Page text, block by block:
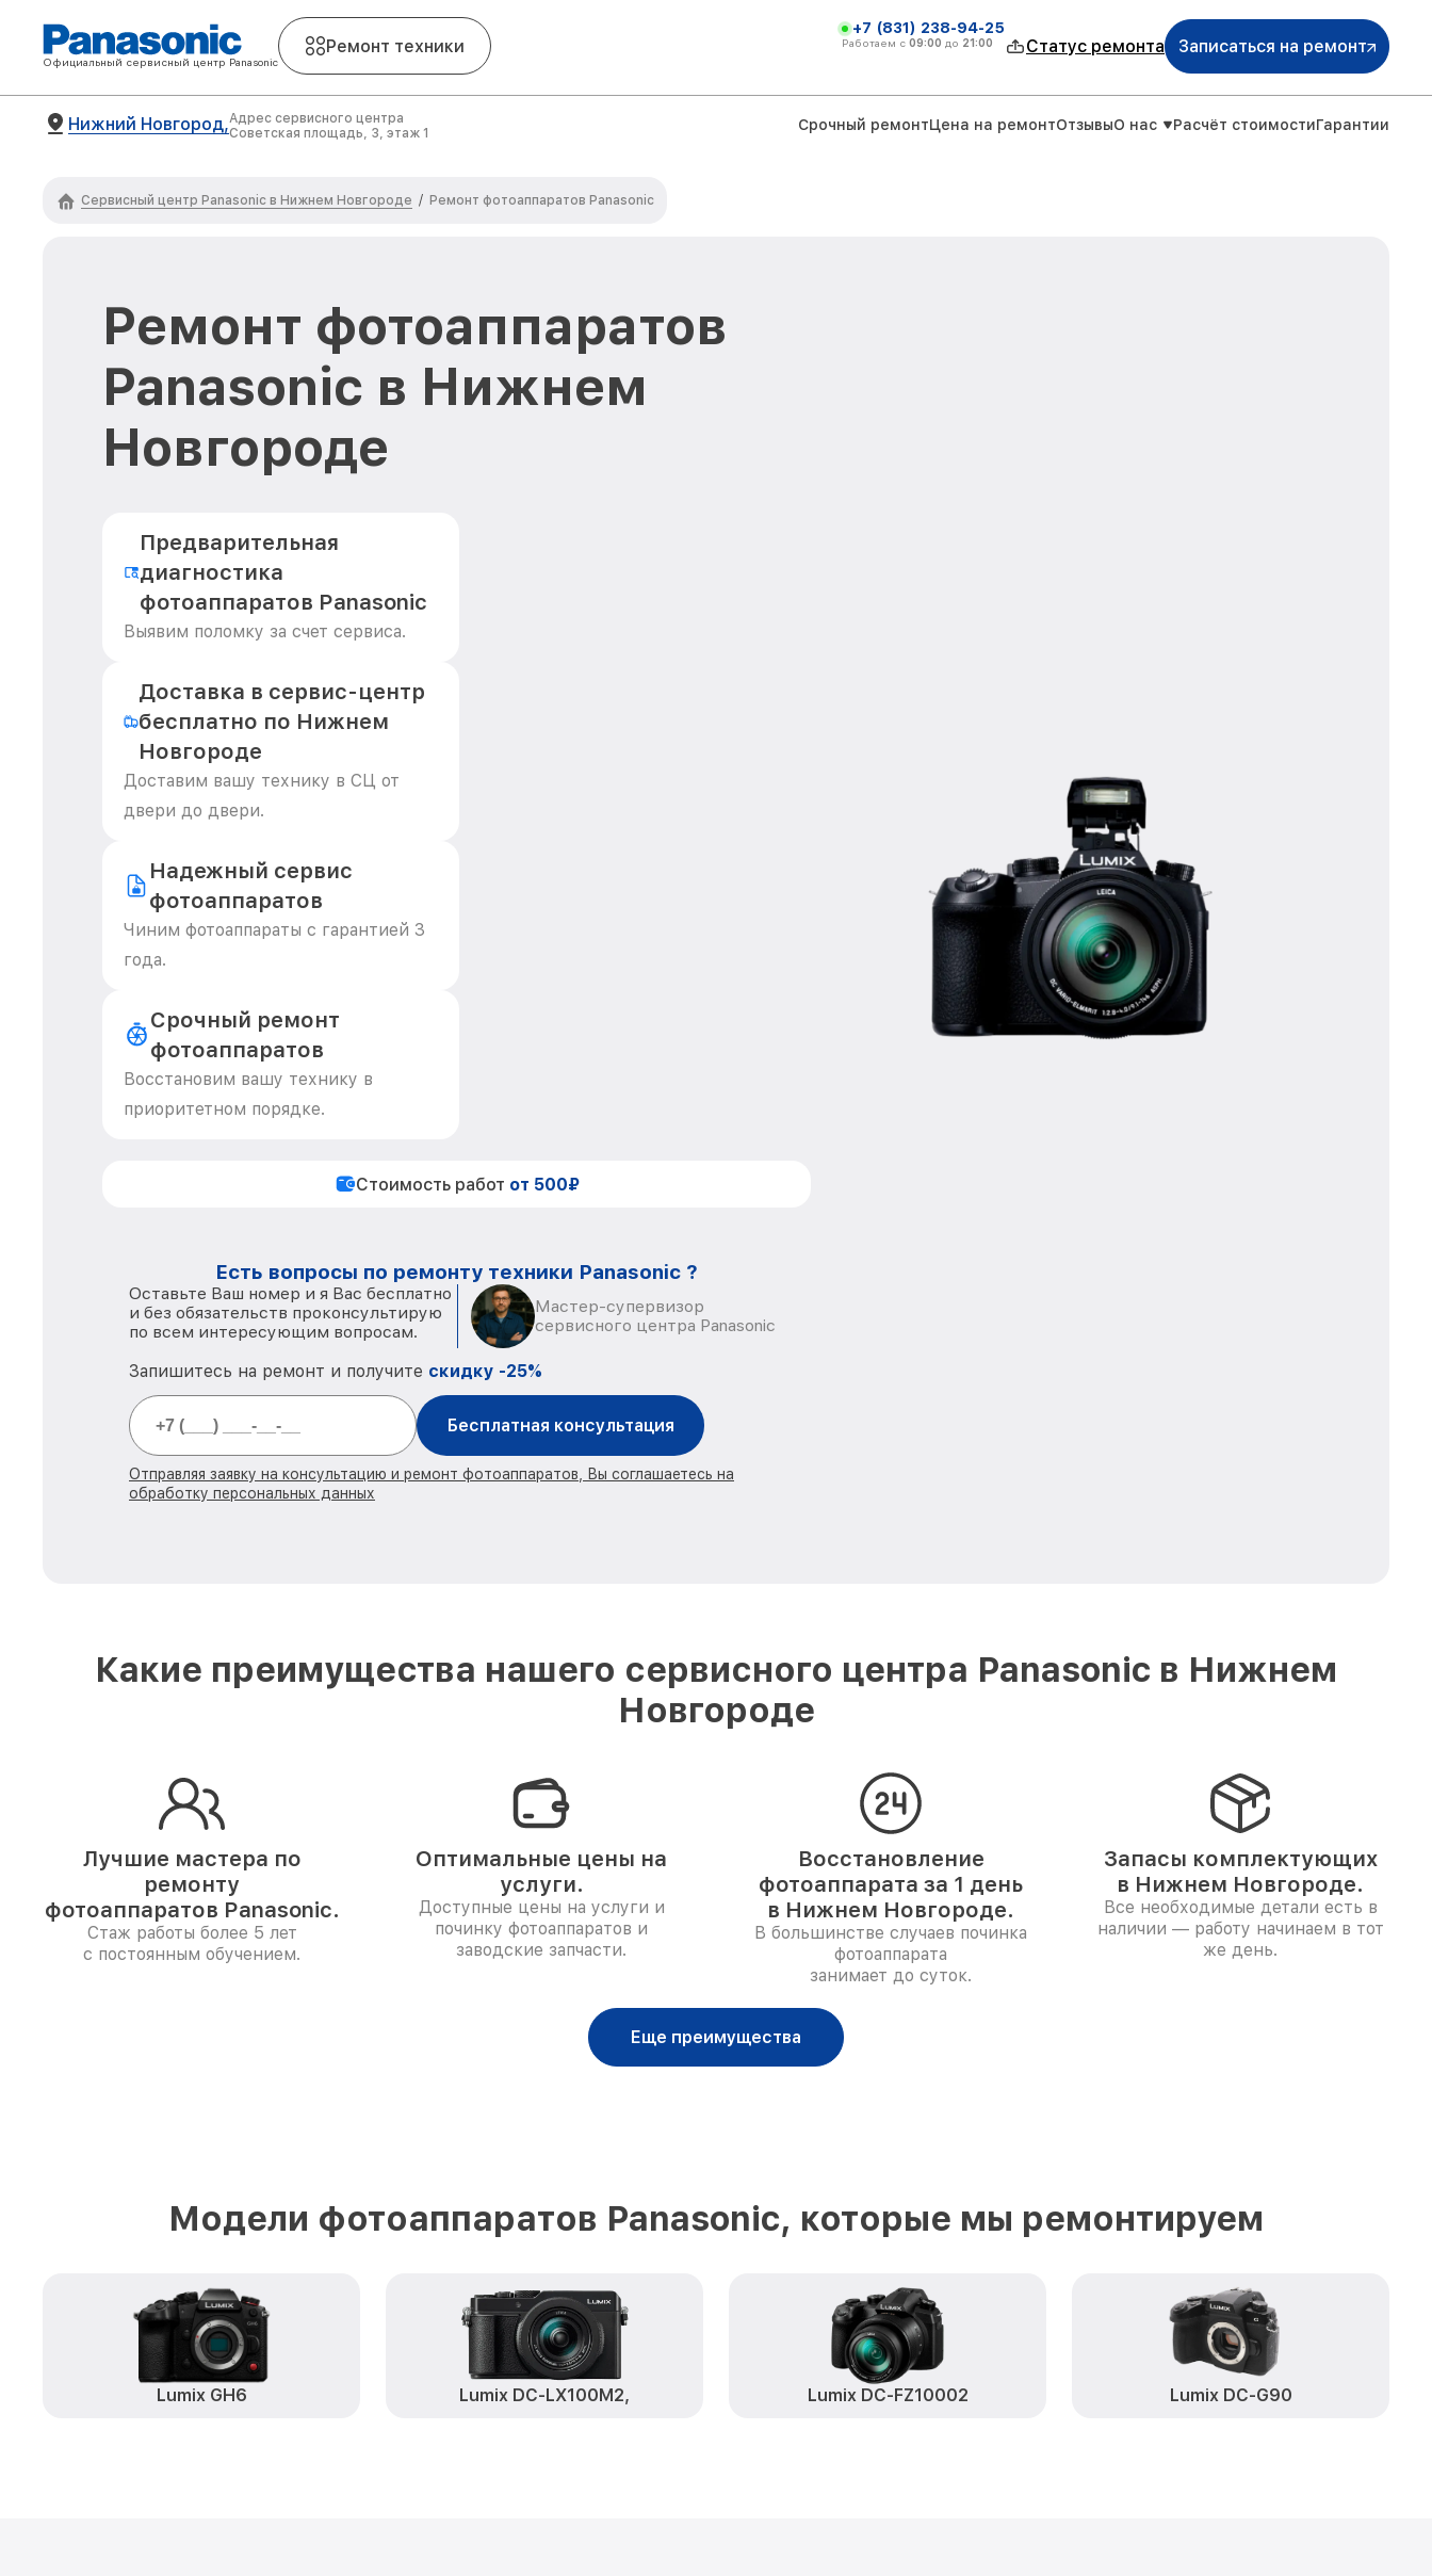
Официальный сервисный центр Panasonic
Ремонт техники
+7 (831) 238-94-25
Работаем с 09:00 до 21:00 Статус ремонта Записаться на ремонт
Нижний Новгород,Адрес сервисного центра
Советская площадь, 3, этаж 1
Срочный ремонтЦена на ремонтОтзывыО нас Расчёт стоимостиГарантии
Сервисный центр Panasonic в Нижнем Новгороде / Ремонт фотоаппаратов Panasonic
Ремонт фотоаппаратов
Panasonic в Нижнем
Новгороде
Предварительная
диагностика
фотоаппаратов Panasonic
Выявим поломку за счет сервиса.
Доставка в сервис-центр
бесплатно по Нижнем
Новгороде
Доставим вашу технику в СЦ от
двери до двери.
Надежный сервис
фотоаппаратов
Чиним фотоаппараты с гарантией 3
года.
Срочный ремонт
фотоаппаратов
Восстановим вашу технику в
приоритетном порядке.
Стоимость работ от 500₽
Есть вопросы по ремонту техники Panasonic ?
Оставьте Ваш номер и я Вас бесплатно
и без обязательств проконсультирую
по всем интересующим вопросам.
Мастер-супервизор
сервисного центра Panasonic
Запишитесь на ремонт и получите скидку -25%
Бесплатная консультация
Отправляя заявку на консультацию и ремонт фотоаппаратов, Вы соглашаетесь на
обработку персональных данных
Какие преимущества нашего сервисного центра Panasonic в Нижнем
Новгороде
Лучшие мастера по
ремонту
фотоаппаратов Panasonic.
Стаж работы более 5 лет
с постоянным обучением.
Оптимальные цены на
услуги.
Доступные цены на услуги и
починку фотоаппаратов и
заводские запчасти.
Восстановление
фотоаппарата за 1 день
в Нижнем Новгороде.
В большинстве случаев починка
фотоаппарата
занимает до суток.
Запасы комплектующих
в Нижнем Новгороде.
Все необходимые детали есть в
наличии — работу начинаем в тот
же день.
Еще преимущества
Модели фотоаппаратов Panasonic, которые мы ремонтируем
Lumix GH6 Lumix DC-LX100M2, Lumix DC-FZ10002 Lumix DC-G90